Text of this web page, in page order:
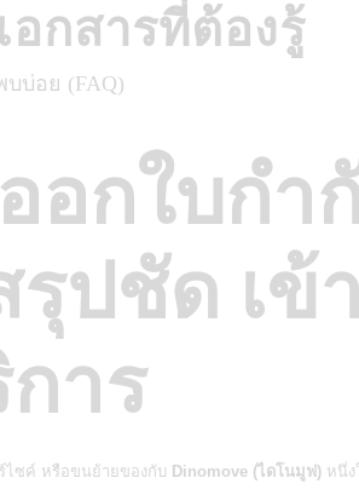
อกสารที่ต้องรู้
บ่อย (FAQ)
อกใบกำ
ปชัด เข้
าร
ไซค์ หรือขนย้ายของกับ Dinomove (ไดโนมูฟ) หนึ่